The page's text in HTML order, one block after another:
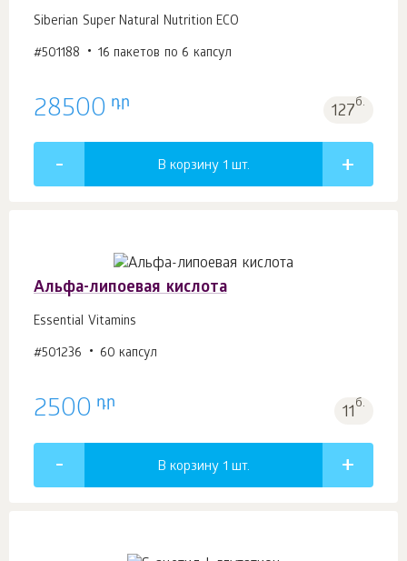
Siberian Super Natural Nutrition ECO
#501188 16 пакетов по 6 капсул
28500 դր 127б.
В корзину 1 шт.
Альфа-липоевая кислота
Essential Vitamins
#501236 60 капсул
2500 դր 11б.
В корзину 1 шт.